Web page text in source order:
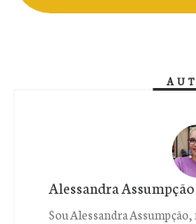
Alessandra Assumpção
Sou Alessandra